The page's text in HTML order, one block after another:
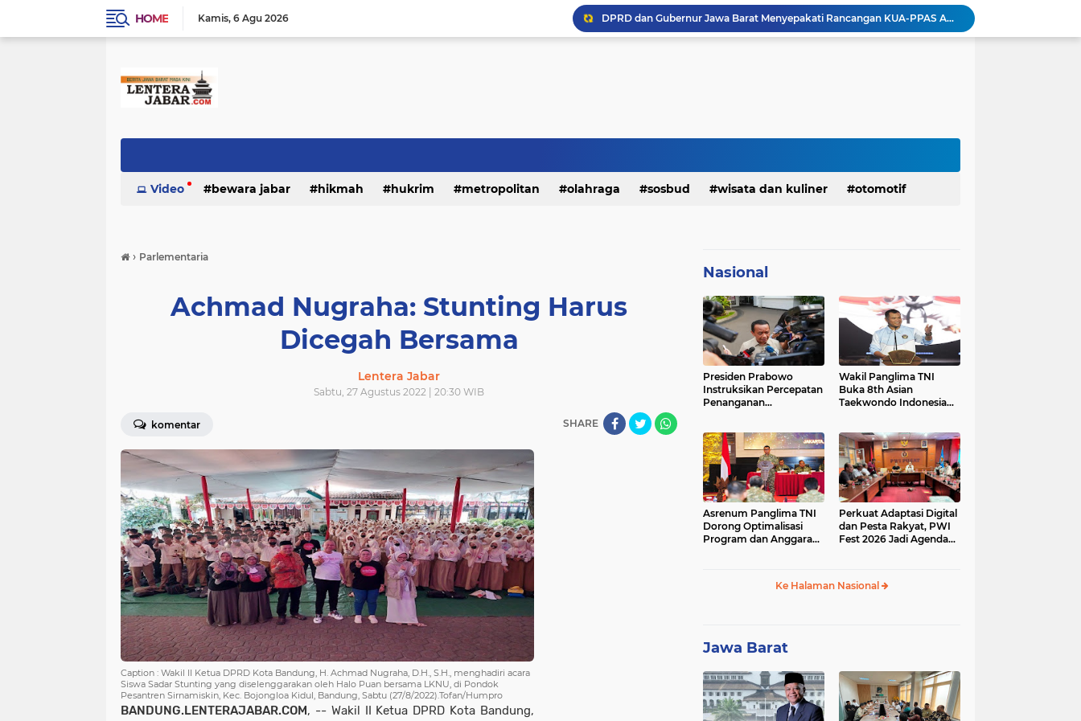
HOME Kamis 6 Agu 2026
Pemkot Siapkan 100 Armada Pengangkut Sampah Bila TPPAS Legok Nangka Beroperasi
Serda Muhammad Raihan Fadhila Raih Emas pada 8th Asian Taekwondo Indonesia Open Championship 2026
Menaker: ASN Kemnaker Harus Hadirkan Dampak Nyata bagi Masyarakat
Video bewara jabar hikmah hukrim metropolitan olahraga sosbud wisata dan kuliner otomotif
› Parlementaria
Achmad Nugraha: Stunting Harus
Dicegah Bersama
Lentera Jabar
Sabtu, 27 Agustus 2022 | 20:30 WIB
komentar SHARE
Caption : Wakil II Ketua DPRD Kota Bandung, H. Achmad Nugraha, D.H., S.H., menghadiri acara
Siswa Sadar Stunting yang diselenggarakan oleh Halo Puan bersama LKNU, di Pondok
Pesantren Sirnamiskin, Kec. Bojongloa Kidul, Bandung, Sabtu (27/8/2022).Tofan/Humpro
BANDUNG.LENTERAJABAR.COM, -- Wakil II Ketua DPRD Kota Bandung,
Nasional
Presiden Prabowo
Instruksikan Percepatan
Penanganan
BBM
Wakil Panglima TNI
Buka 8th Asian
Taekwondo Indonesia
Asrenum Panglima TNI
Dorong Optimalisasi
Program dan Anggaran
Perkuat Adaptasi Digital
dan Pesta Rakyat, PWI
Fest 2026 Jadi Agenda
Ke Halaman Nasional
Jawa Barat